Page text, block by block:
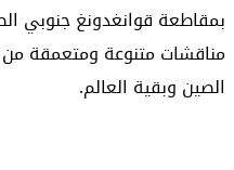
بمقاطعة قوانغدونغ جنوبي
مناقشات متنوعة ومتعمقة من
الصين وبقية العالم.